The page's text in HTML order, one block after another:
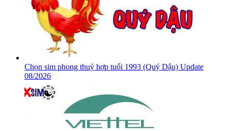
Chọn sim phong thuỷ hợp tuổi 1993 (Quý Dậu) Update
08/2026